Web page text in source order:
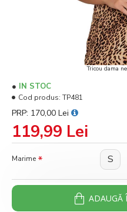
Tricou dama
119,99 Lei
PRP: 170,00 Lei
IN STOC
Cod produs: TP481
Marime S
ADAUGĂ